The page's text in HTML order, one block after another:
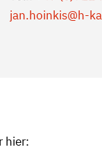
jan.hoinkis@h-
hier: